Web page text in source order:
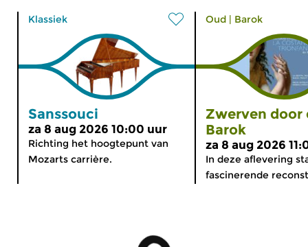
Klassiek
Sanssouci
za 8 aug 2026 10:00 uur
Richting het hoogtepunt van
Mozarts carrière.
Oud | Barok
Zwerven door
Barok
za 8 aug 2026
In deze aflevering
fascinerende